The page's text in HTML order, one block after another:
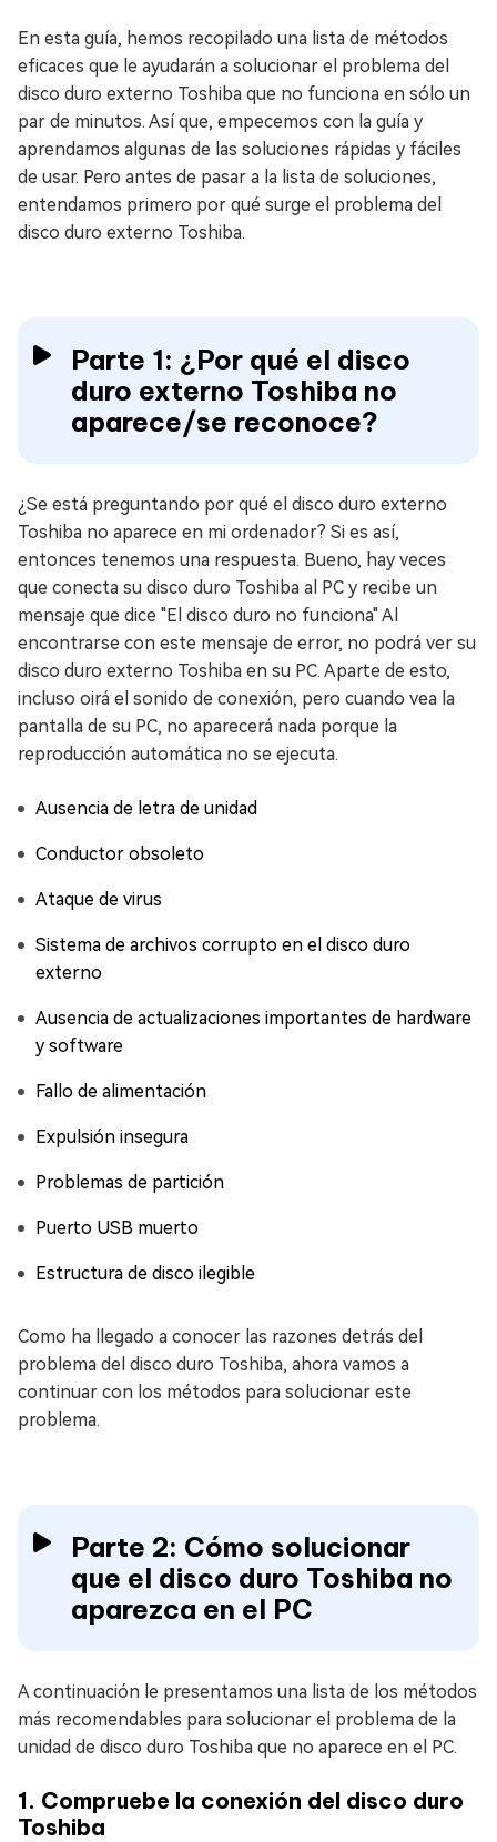
En esta guía, hemos recopilado una lista de métodos
eficaces que le ayudarán a solucionar el problema del
disco duro externo Toshiba que no funciona en sólo un
par de minutos. Así que, empecemos con la guía y
aprendamos algunas de las soluciones rápidas y fáciles
de usar. Pero antes de pasar a la lista de soluciones,
entendamos primero por qué surge el problema del
disco duro externo Toshiba.
Parte 1: ¿Por qué el disco
duro externo Toshiba no
aparece/se reconoce?
¿Se está preguntando por qué el disco duro externo
Toshiba no aparece en mi ordenador? Si es así,
entonces tenemos una respuesta. Bueno, hay veces
que conecta su disco duro Toshiba al PC y recibe un
mensaje que dice "El disco duro no funciona" Al
encontrarse con este mensaje de error, no podrá ver su
disco duro externo Toshiba en su PC. Aparte de esto,
incluso oirá el sonido de conexión, pero cuando vea la
pantalla de su PC, no aparecerá nada porque la
reproducción automática no se ejecuta.
Ausencia de letra de unidad
Conductor obsoleto
Ataque de virus
Sistema de archivos corrupto en el disco duro
externo
Ausencia de actualizaciones importantes de hardware
y software
Fallo de alimentación
Expulsión insegura
Problemas de partición
Puerto USB muerto
Estructura de disco ilegible
Como ha llegado a conocer las razones detrás del
problema del disco duro Toshiba, ahora vamos a
continuar con los métodos para solucionar este
problema.
Parte 2: Cómo solucionar
que el disco duro Toshiba no
aparezca en el PC
A continuación le presentamos una lista de los métodos
más recomendables para solucionar el problema de la
unidad de disco duro Toshiba que no aparece en el PC.
1. Compruebe la conexión del disco duro
Toshiba